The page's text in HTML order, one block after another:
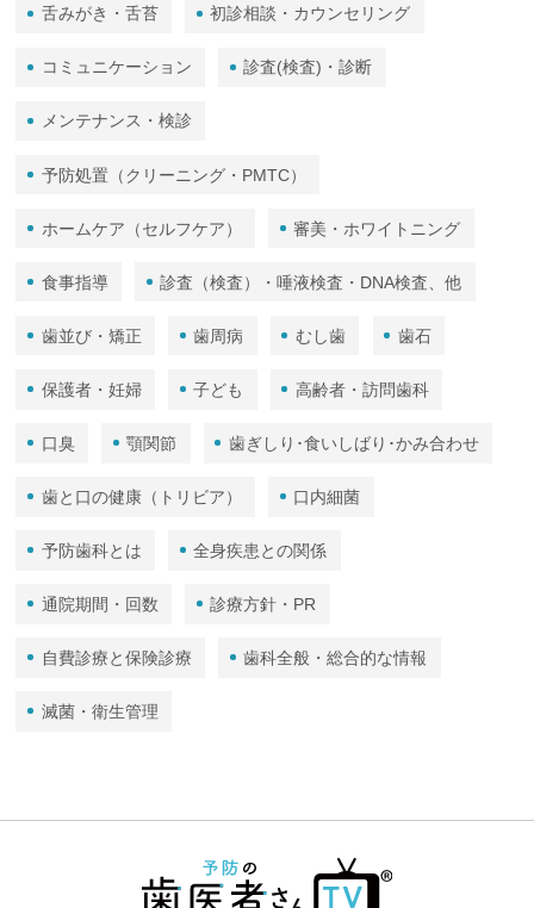
舌みがき・舌苔 初診相談・カウンセリング
コミュニケーション 診査(検査)・診断
メンテナンス・検診
予防処置（クリーニング・PMTC）
ホームケア（セルフケア） 審美・ホワイトニング
食事指導 診査（検査）・唾液検査・DNA検査、他
歯並び・矯正 歯周病 むし歯 歯石
保護者・妊婦 子ども 高齢者・訪問歯科
口臭 顎関節 歯ぎしり･食いしばり･かみ合わせ
歯と口の健康（トリビア） 口内細菌
予防歯科とは 全身疾患との関係
通院期間・回数 診療方針・PR
自費診療と保険診療 歯科全般・総合的な情報
滅菌・衛生管理